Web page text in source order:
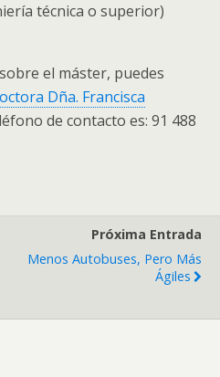
técnica o superior)
el máster, puedes
Dña. Francisca
de contacto es: 91 488
Próxima Entrada
Menos Autobuses, Pero Más
Ágiles